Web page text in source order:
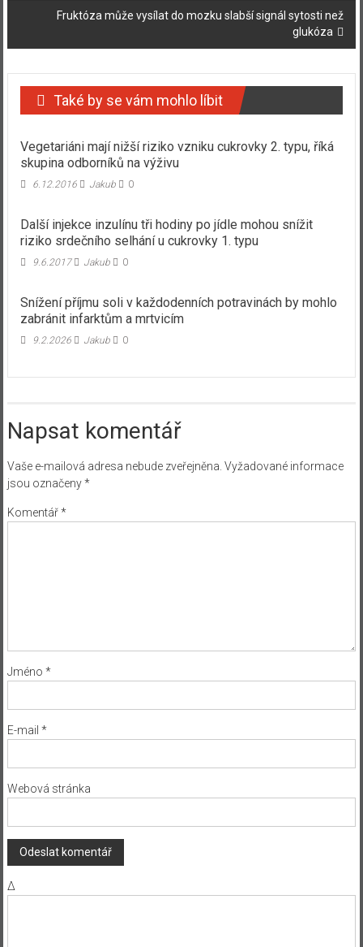
Fruktóza může vysílat do mozku slabší signál sytosti než
glukóza
Také by se vám mohlo líbit
Vegetariáni mají nižší riziko vzniku cukrovky 2. typu, říká
skupina odborníků na výživu
6.12.2016 Jakub 0
Další injekce inzulínu tři hodiny po jídle mohou snížit
riziko srdečního selhání u cukrovky 1. typu
9.6.2017 Jakub 0
Snížení příjmu soli v každodenních potravinách by mohlo
zabránit infarktům a mrtvicím
9.2.2026 Jakub 0
Napsat komentář
Vaše e-mailová adresa nebude zveřejněna. Vyžadované informace
jsou označeny*
Komentář*
Jméno *
E-mail *
Webová stránka
Δ